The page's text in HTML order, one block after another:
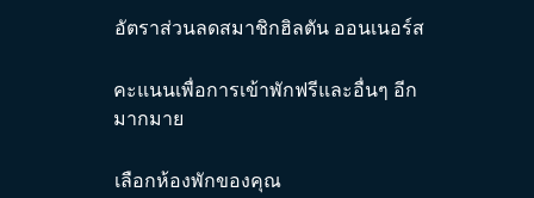
อัตราส่วนลดสมาชิกฮิลตัน ออนเนอร์ส
คะแนนเพื่อการเข้าพักฟรีและอื่นๆ อีก
มากมาย
เลือกห้องพักของคุณ